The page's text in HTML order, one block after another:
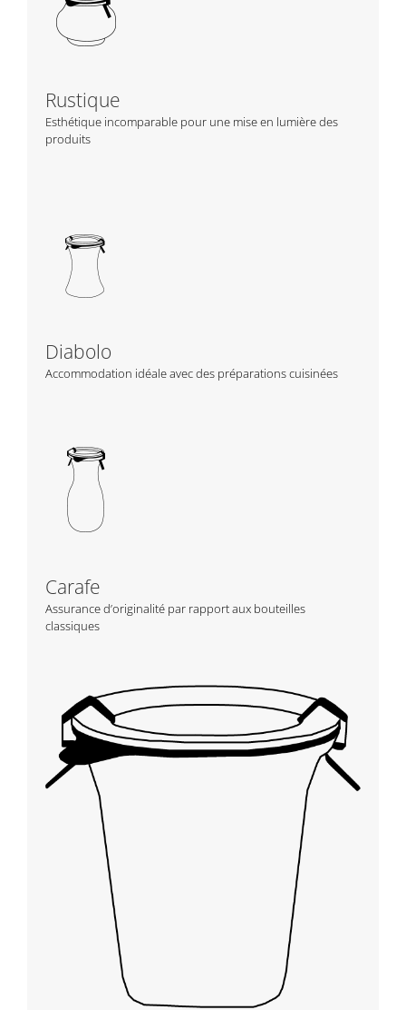
Rustique
Esthétique incomparable pour une mise en lumière des
produits
Diabolo
Accommodation idéale avec des préparations cuisinées
Carafe
Assurance d’originalité par rapport aux bouteilles
classiques